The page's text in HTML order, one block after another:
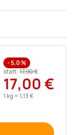
-5,0%
statt:17,90€
17,00 €
1 kg =1,13€